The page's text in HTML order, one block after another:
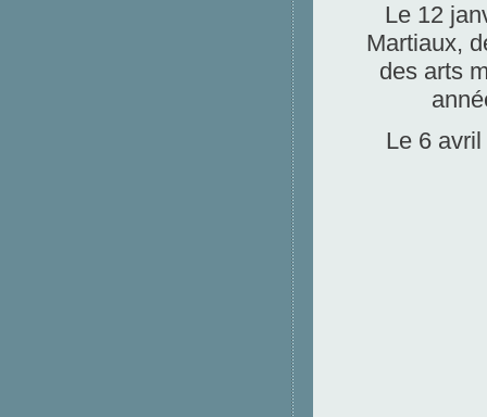
Le 12
Martiaux,
des arts
Le 6